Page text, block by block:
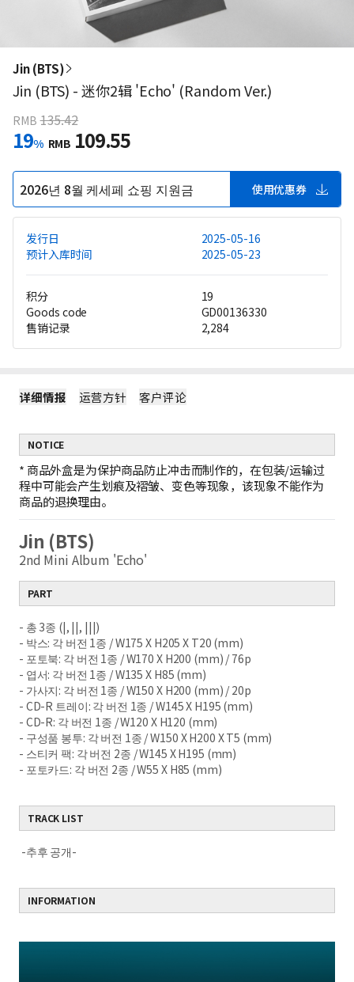
Jin (BTS)
Jin (BTS) - 迷你2辑 'Echo' (Random Ver.)
RMB 135.42
19% RMB 109.55
2026년 8월 케세페 쇼핑 지원금 使用优惠券
发行日
2025-05-16
预计入库时间
2025-05-23
积分
19
Goods code
GD00136330
售销记录
2,284
详细情报 运营方针 客户评论
NOTICE
* 商品外盒是为保护商品防止冲击而制作的，在包装/运输过
程中可能会产生划痕及褶皱、变色等现象，该现象不能作为
商品的退换理由。
Jin (BTS)
2nd Mini Album 'Echo'
PART
- 총 3종 (|, ||, |||)
- 박스: 각 버전 1종 / W175 X H205 X T20 (mm)
- 포토북: 각 버전 1종 / W170 X H200 (mm) / 76p
- 엽서: 각 버전 1종 / W135 X H85 (mm)
- 가사지: 각 버전 1종 / W150 X H200 (mm) / 20p
- CD-R 트레이: 각 버전 1종 / W145 X H195 (mm)
- CD-R: 각 버전 1종 / W120 X H120 (mm)
- 구성품 봉투: 각 버전 1종 / W150 X H200 X T5 (mm)
- 스티커 팩: 각 버전 2종 / W145 X H195 (mm)
- 포토카드: 각 버전 2종 / W55 X H85 (mm)
TRACK LIST
-추후 공개-
INFORMATION